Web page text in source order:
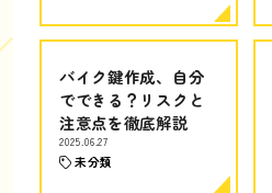
バイク鍵作成、自分
でできる？リスクと
注意点を徹底解説
2025.06.27
未分類